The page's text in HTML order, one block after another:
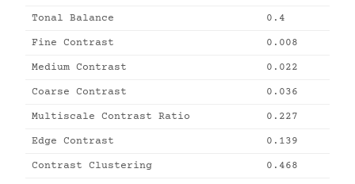
Tonal Balance 0.4
Fine Contrast 0.008
Medium Contrast 0.022
Coarse Contrast 0.036
Multiscale Contrast Ratio 0.227
Edge Contrast 0.139
Contrast Clustering 0.468